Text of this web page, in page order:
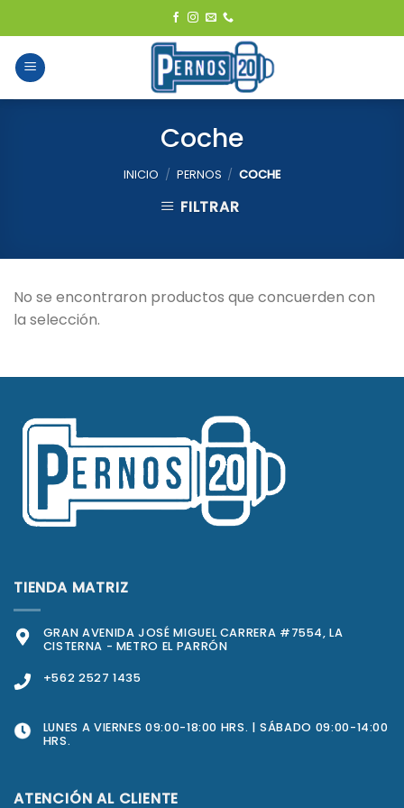
to
content
Coche
INICIO / PERNOS / COCHE
FILTRAR
No se encontraron productos que concuerden con
la selección.
TIENDA MATRIZ
GRAN AVENIDA JOSÉ MIGUEL CARRERA #7554, LA
CISTERNA - METRO EL PARRÓN
+562 2527 1435
LUNES A VIERNES 09:00-18:00 HRS. | SÁBADO 09:00-14:00
HRS.
ATENCIÓN AL CLIENTE